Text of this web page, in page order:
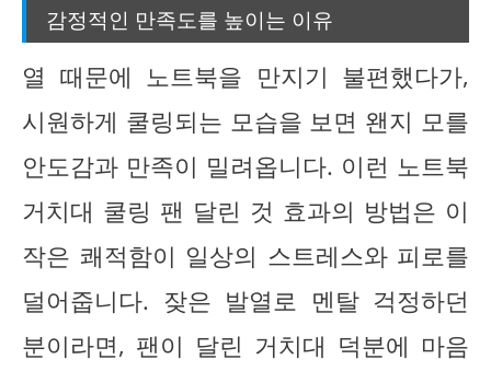
감정적인 만족도를 높이는 이유
열 때문에 노트북을 만지기 불편했다가,
시원하게 쿨링되는 모습을 보면 왠지 모를
안도감과 만족이 밀려옵니다. 이런 노트북
거치대 쿨링 팬 달린 것 효과의 방법은 이
작은 쾌적함이 일상의 스트레스와 피로를
덜어줍니다. 잦은 발열로 멘탈 걱정하던
분이라면, 팬이 달린 거치대 덕분에 마음